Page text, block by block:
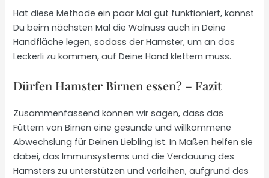
Hat diese Methode ein paar Mal gut funktioniert, kannst
Du beim nächsten Mal die Walnuss auch in Deine
Handfläche legen, sodass der Hamster, um an das
Leckerli zu kommen, auf Deine Hand klettern muss.
Dürfen Hamster Birnen essen? – Fazit
Zusammenfassend können wir sagen, dass das
Füttern von Birnen eine gesunde und willkommene
Abwechslung für Deinen Liebling ist. In Maßen helfen sie
dabei, das Immunsystems und die Verdauung des
Hamsters zu unterstützen und verleihen, aufgrund des